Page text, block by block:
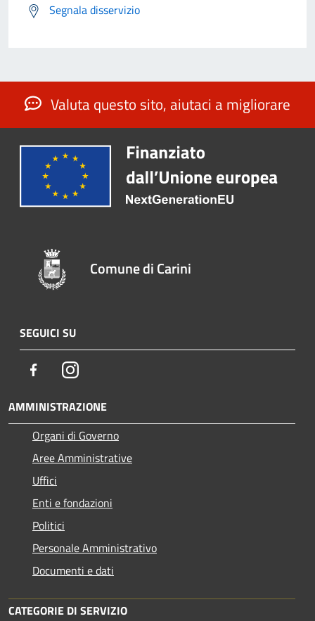
Segnala disservizio
Valuta questo sito, aiutaci a migliorare
Comune di Carini
SEGUICI SU
FacebookInstagram
AMMINISTRAZIONE
Organi di Governo
Aree Amministrative
Uffici
Enti e fondazioni
Politici
Personale Amministrativo
Documenti e dati
CATEGORIE DI SERVIZIO